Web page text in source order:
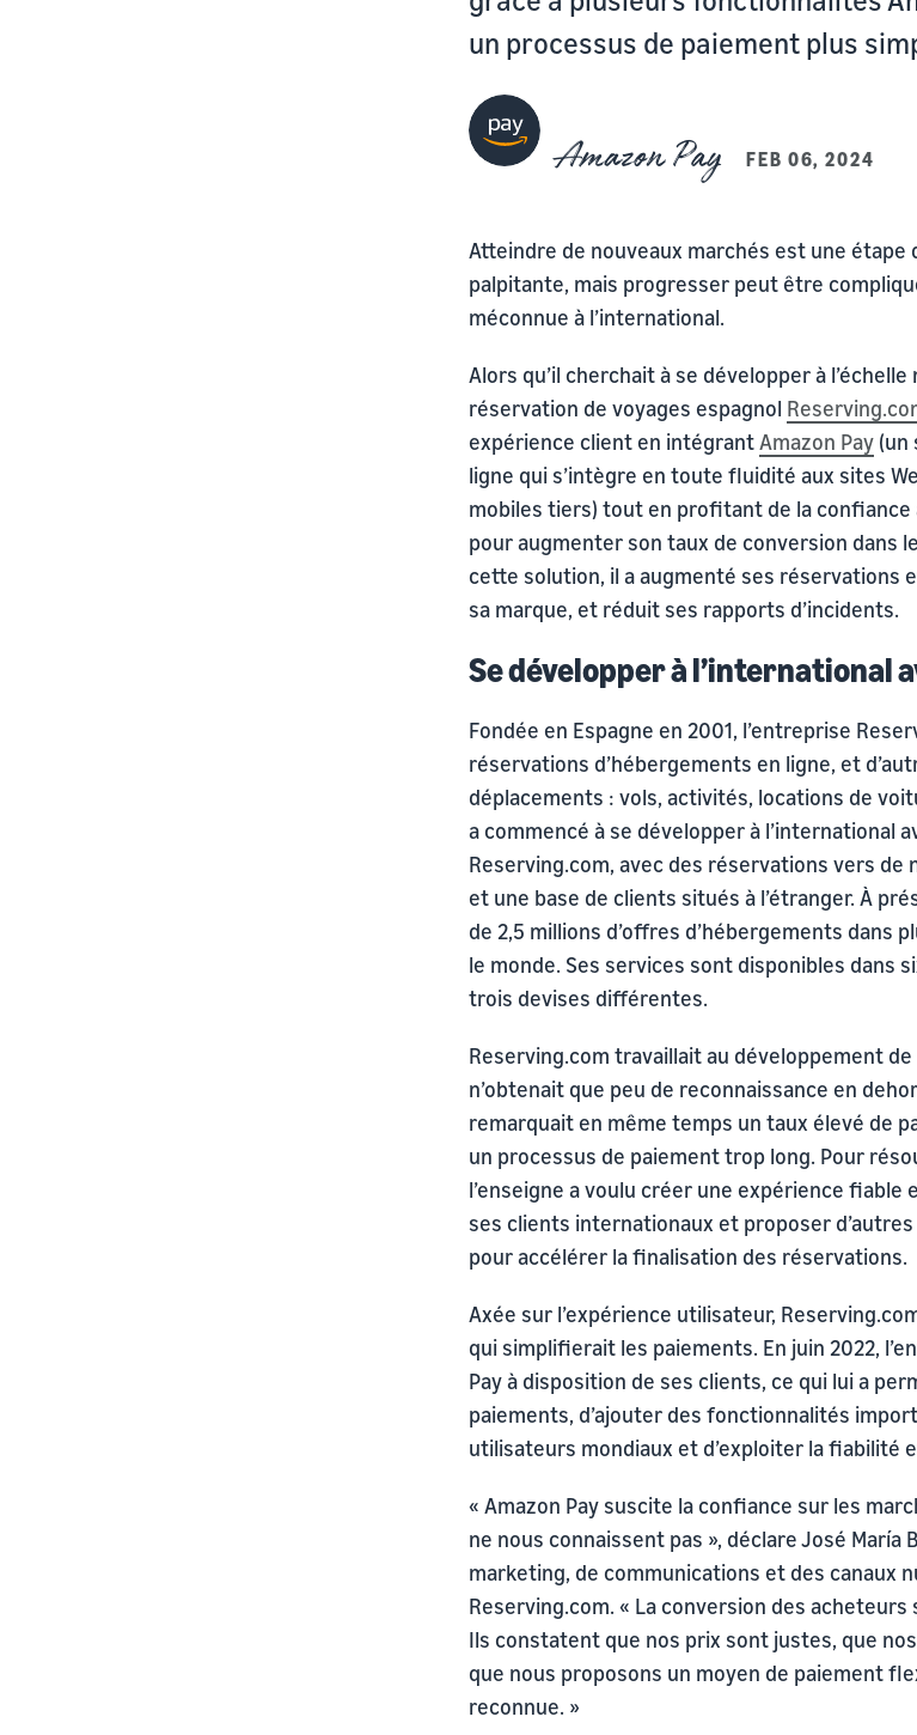
un processus de paiement plus
Amazon Pay FEB 06, 2024
Atteindre de nouveaux marchés est une étape
palpitante, mais progresser peut être
méconnue à l’international.
Alors qu’il cherchait à se développer à
réservation de voyages espagnol
expérience client en intégrantAmazon Pay (un
ligne qui s’intègre en toute fluidité aux sites
mobiles tiers) tout en profitant de la confiance
pour augmenter son taux de conversion dans
cette solution, il a augmenté ses réservations
sa marque, et réduit ses rapports d’incidents.
Se développer à l’international
Fondée en Espagne en 2001, l’entreprise
réservations d’hébergements en ligne, et
déplacements : vols, activités, locations de
a commencé à se développer à l’international
Reserving.com, avec des réservations vers de
et une base de clients situés à l’étranger. À
de 2,5 millions d’offres d’hébergements dans
le monde. Ses services sont disponibles dans
trois devises différentes.
Reserving.com travaillait au développement de
n’obtenait que peu de reconnaissance en
remarquait en même temps un taux élevé de
un processus de paiement trop long. Pour
l’enseigne a voulu créer une expérience
ses clients internationaux et proposer
pour accélérer la finalisation des réservations.
Axée sur l’expérience utilisateur,
qui simplifierait les paiements. En juin 2022,
Pay à disposition de ses clients, ce qui lui a
paiements, d’ajouter des fonctionnalités
utilisateurs mondiaux et d’exploiter la fiabilité
« Amazon Pay suscite la confiance sur les
ne nous connaissent pas », déclare José María
marketing, de communications et des canaux
Reserving.com. « La conversion des
Ils constatent que nos prix sont justes, que
que nous proposons un moyen de paiement
reconnue. »